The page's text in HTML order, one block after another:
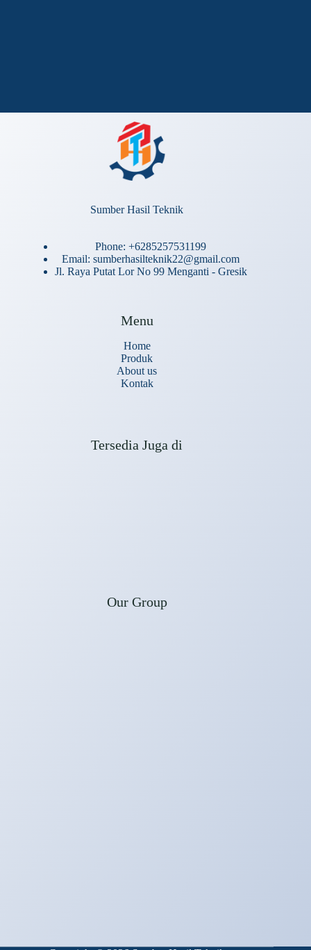
Sumber Hasil Teknik
Phone: +6285257531199
Email: sumberhasilteknik22@gmail.com
Jl. Raya Putat Lor No 99 Menganti - Gresik
Menu
Home
Produk
About us
Kontak
Tersedia Juga di
Our Group